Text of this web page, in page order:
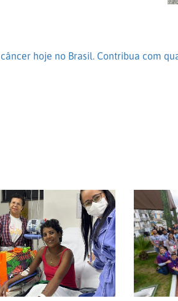
hoje no Brasil. Contribua com